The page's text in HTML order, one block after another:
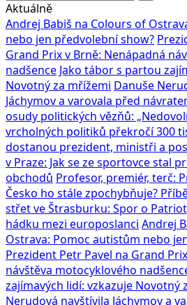
Aktuálně
Andrej Babiš na Colours of
nebo jen předvolební show?
Grand Prix v Brně: Nenápadná
nadšence Jako tábor s partou
Novotný za mřížemi Danuše
Jáchymov a varovala před
osudy politických vězňů:
vrcholných politiků překročí 300
dostanou prezident, ministři a
v Praze: Jak se ze sportovce stal
obchodů Profesor, premiér, terč:
Česko ho stále zpochybňuje?
střet ve Štrasburku: Spor o
hádku mezi europoslanci Andrej
Ostrava: Pomoc autistům nebo
Prezident Petr Pavel na Grand
návštěva motocyklového
zajímavých lidí: vzkazuje Novotný
Nerudová navštívila Jáchymov a